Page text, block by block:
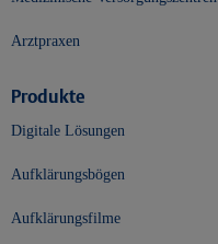
Arztpraxen
Produkte
Digitale Lösungen
Aufklärungsbögen
Aufklärungsfilme